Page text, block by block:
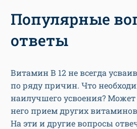
Популярные
ответы
Витамин В 12 не всегда
по ряду причин. Что
наилучшего усвоения?
него прием других
На эти и другие вопросы